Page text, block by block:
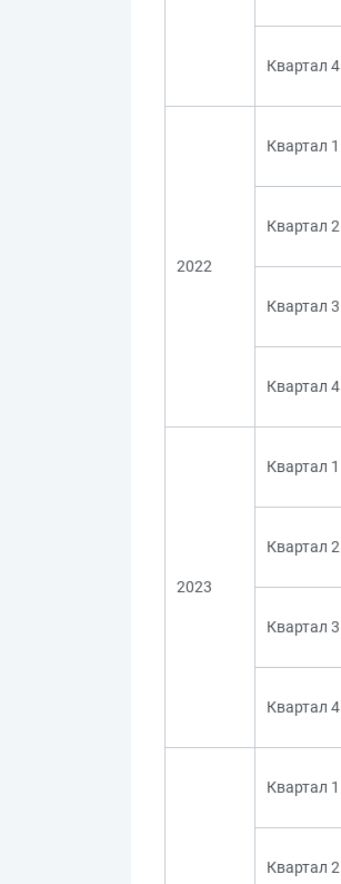
Квартал 4
2022
Квартал 1
Квартал 2
Квартал 3
Квартал 4
2023
Квартал 1
Квартал 2
Квартал 3
Квартал 4
Квартал 1
Квартал 2